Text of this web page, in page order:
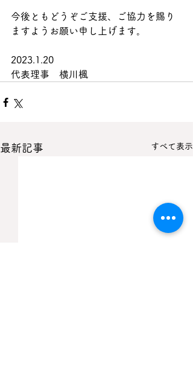
今後ともどうぞご支援、ご協力を賜り
ますようお願い申し上げます。
2023.1.20
代表理事　横川楓
最新記事 すべて表示